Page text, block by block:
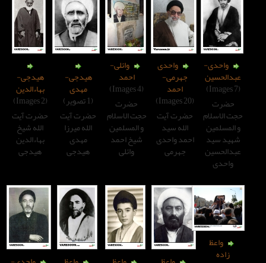
هیدجی-
بهاءالدین
(2 Images)
حضرت آیت
الله شیخ
بهاءالدین
هیدجی
هیدجی-
(1 تصویر)
حضرت آیت
الله میرزا
مهدی
هیدجی
وائلی-
احمد
(4 Images)
حضرت
حجت الاسلام
و المسلمین
شیخ احمد
وائلی
واحدی
آیت
واحدی